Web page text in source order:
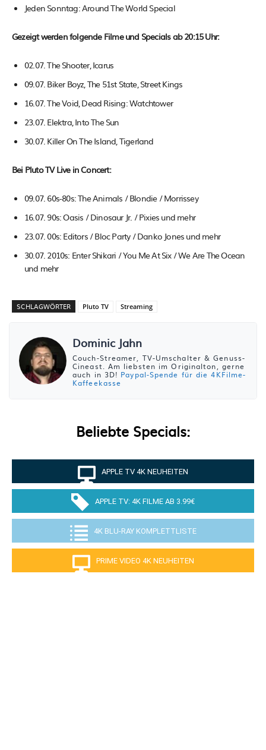
Jeden Sonntag: Around The World Special
Gezeigt werden folgende Filme und Specials ab 20:15 Uhr:
02.07. The Shooter, Icarus
09.07. Biker Boyz, The 51st State, Street Kings
16.07. The Void, Dead Rising: Watchtower
23.07. Elektra, Into The Sun
30.07. Killer On The Island, Tigerland
Bei Pluto TV Live in Concert:
09.07. 60s-80s: The Animals / Blondie / Morrissey
16.07. 90s: Oasis / Dinosaur Jr. / Pixies und mehr
23.07. 00s: Editors / Bloc Party / Danko Jones und mehr
30.07. 2010s: Enter Shikari / You Me At Six / We Are The Ocean
und mehr
SCHLAGWÖRTER Pluto TV Streaming
Dominic Jahn
Couch-Streamer, TV-Umschalter & Genuss-
Cineast. Am liebsten im Originalton, gerne
auch in 3D! Paypal-Spende für die 4KFilme-
Kaffeekasse
Beliebte Specials:
APPLE TV 4K NEUHEITEN
APPLE TV: 4K FILME AB 3.99€
4K BLU-RAY KOMPLETTLISTE
PRIME VIDEO 4K NEUHEITEN